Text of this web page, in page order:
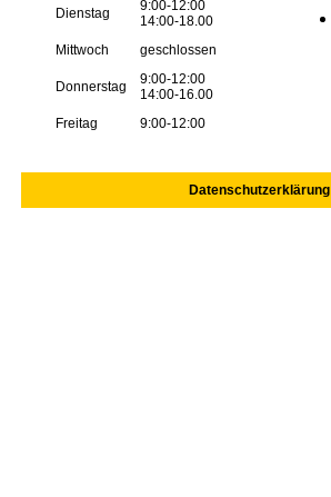
Dienstag
9:00-12:00
14:00-18.00
Mittwoch
geschlossen
Donnerstag
9:00-12:00
14:00-16.00
Freitag
9:00-12:00
Datenschutzerklärung